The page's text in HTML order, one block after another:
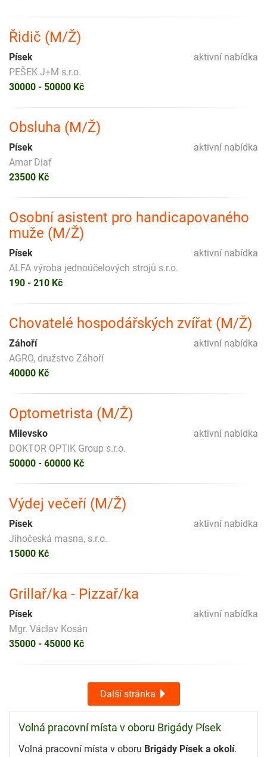
Řidič (M/Ž)
aktivní nabídka
Písek
PEŠEK J+M s.r.o.
30000 - 50000 Kč
Obsluha (M/Ž)
aktivní nabídka
Písek
Amar Diaf
23500 Kč
Osobní asistent pro handicapovaného
muže (M/Ž)
aktivní nabídka
Písek
ALFA výroba jednoúčelových strojů s.r.o.
190 - 210 Kč
Chovatelé hospodářských zvířat (M/Ž)
aktivní nabídka
Záhoří
AGRO, družstvo Záhoří
40000 Kč
Optometrista (M/Ž)
aktivní nabídka
Milevsko
DOKTOR OPTIK Group s.r.o.
50000 - 60000 Kč
Výdej večeří (M/Ž)
aktivní nabídka
Písek
Jihočeská masna, s.r.o.
15000 Kč
Grillař/ka - Pizzař/ka
aktivní nabídka
Písek
Mgr. Václav Kosán
35000 - 45000 Kč
Další stránka
Volná pracovní místa v oboru Brigády Písek
Volná pracovní místa v oboru Brigády Písek a okolí.